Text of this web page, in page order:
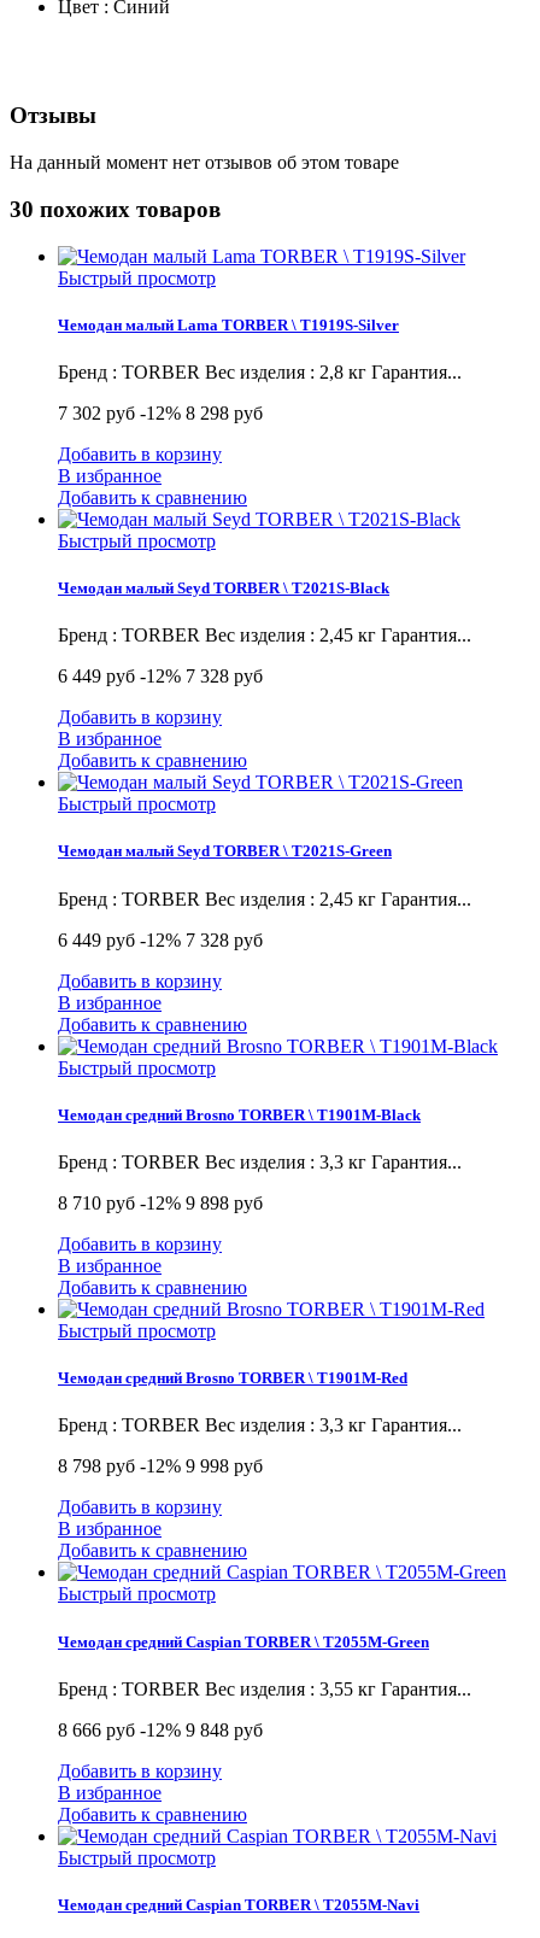
Цвет : Синий
Отзывы
На данный момент нет отзывов об этом товаре
30 похожих товаров
Быстрый просмотр
Чемодан малый Lama TORBER \ T1919S-Silver
Бренд : TORBER Вес изделия : 2,8 кг Гарантия...
7 302 руб -12% 8 298 руб
Добавить в корзину
В избранное
Добавить к сравнению
Быстрый просмотр
Чемодан малый Seyd TORBER \ T2021S-Black
Бренд : TORBER Вес изделия : 2,45 кг Гарантия...
6 449 руб -12% 7 328 руб
Добавить в корзину
В избранное
Добавить к сравнению
Быстрый просмотр
Чемодан малый Seyd TORBER \ T2021S-Green
Бренд : TORBER Вес изделия : 2,45 кг Гарантия...
6 449 руб -12% 7 328 руб
Добавить в корзину
В избранное
Добавить к сравнению
Быстрый просмотр
Чемодан средний Brosno TORBER \ T1901M-Black
Бренд : TORBER Вес изделия : 3,3 кг Гарантия...
8 710 руб -12% 9 898 руб
Добавить в корзину
В избранное
Добавить к сравнению
Быстрый просмотр
Чемодан средний Brosno TORBER \ T1901M-Red
Бренд : TORBER Вес изделия : 3,3 кг Гарантия...
8 798 руб -12% 9 998 руб
Добавить в корзину
В избранное
Добавить к сравнению
Быстрый просмотр
Чемодан средний Caspian TORBER \ T2055M-Green
Бренд : TORBER Вес изделия : 3,55 кг Гарантия...
8 666 руб -12% 9 848 руб
Добавить в корзину
В избранное
Добавить к сравнению
Быстрый просмотр
Чемодан средний Caspian TORBER \ T2055M-Navi